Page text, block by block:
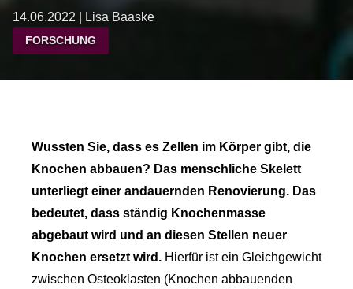
14.06.2022 | Lisa Baaske
FORSCHUNG
Wussten Sie, dass es Zellen im Körper gibt, die
Knochen abbauen? Das menschliche Skelett
unterliegt einer andauernden Renovierung. Das
bedeutet, dass ständig Knochenmasse
abgebaut wird und an diesen Stellen neuer
Knochen ersetzt wird. Hierfür ist ein Gleichgewicht
zwischen Osteoklasten (Knochen abbauenden